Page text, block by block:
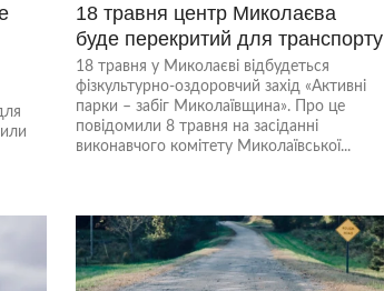
18 травня центр Миколаєва
буде перекритий для транспорту
18 травня у Миколаєві відбудеться
фізкультурно-оздоровчий захід «Активні
парки – забіг Миколаївщина». Про це
повідомили 8 травня на засіданні
виконавчого комітету Миколаївської...